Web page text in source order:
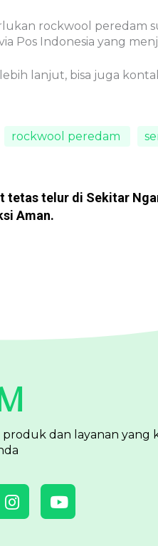
rockwool peredam
Pos Indonesia yang
lanjut, bisa juga
rockwool peredam
tetas telur di Sekitar
Aman.
dan layanan yang